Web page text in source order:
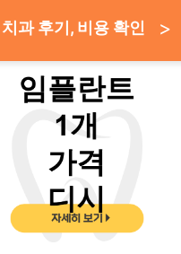
치과 후기, 비용 확인